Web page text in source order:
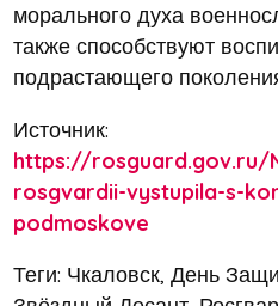
морального духа
также способствуют
подрастающего
Источник:
https://rosguard.gov.ru/
rosgvardii-vystupila-s-
podmoskove
Теги: Чкаловск, День